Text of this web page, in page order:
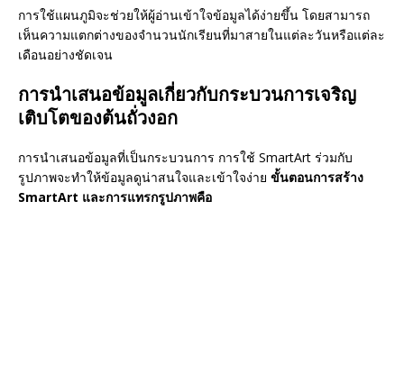
การใช้แผนภูมิจะช่วยให้ผู้อ่านเข้าใจข้อมูลได้ง่ายขึ้น โดยสามารถ
เห็นความแตกต่างของจำนวนนักเรียนที่มาสายในแต่ละวันหรือแต่ละ
เดือนอย่างชัดเจน
การนำเสนอข้อมูลเกี่ยวกับกระบวนการเจริญ
เติบโตของต้นถั่วงอก
การนำเสนอข้อมูลที่เป็นกระบวนการ การใช้ SmartArt ร่วมกับ
รูปภาพจะทำให้ข้อมูลดูน่าสนใจและเข้าใจง่าย ขั้นตอนการสร้าง
SmartArt และการแทรกรูปภาพคือ